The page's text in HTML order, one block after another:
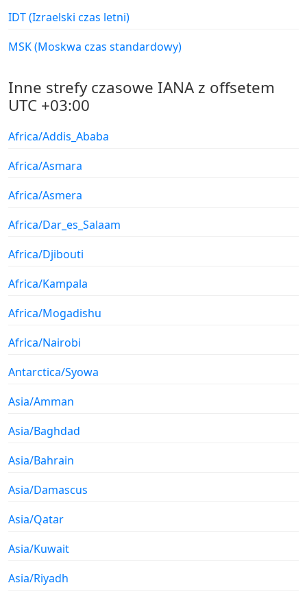
IDT (Izraelski czas letni)
MSK (Moskwa czas standardowy)
Inne strefy czasowe IANA z offsetem
UTC +03:00
Africa/Addis_Ababa
Africa/Asmara
Africa/Asmera
Africa/Dar_es_Salaam
Africa/Djibouti
Africa/Kampala
Africa/Mogadishu
Africa/Nairobi
Antarctica/Syowa
Asia/Amman
Asia/Baghdad
Asia/Bahrain
Asia/Damascus
Asia/Qatar
Asia/Kuwait
Asia/Riyadh